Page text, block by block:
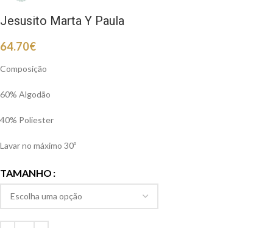
Jesusito Marta Y Paula
64.70€
Composição
60% Algodão
40% Poliester
Lavar no máximo 30º
TAMANHO